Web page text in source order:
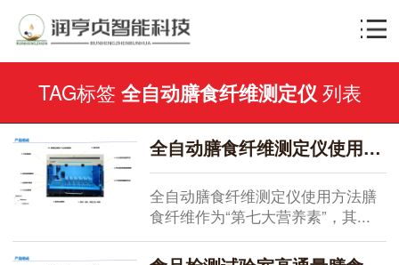
TAG标签 全自动膳食纤维测定仪 列表
全自动膳食纤维测定仪使用方法
全自动膳食纤维测定仪使用方法膳
食纤维作为“第七大营养素”，其...